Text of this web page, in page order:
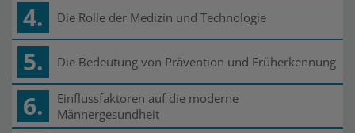
4. Die Rolle der Medizin und Technologie
5. Die Bedeutung von Prävention und Früherkennung
6.
Einflussfaktoren auf die moderne
Männergesundheit